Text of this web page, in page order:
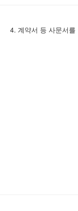
4. 계약서 등 사문서